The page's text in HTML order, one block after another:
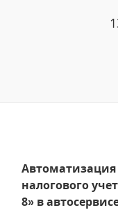
Автоматизация
налогового
8» в